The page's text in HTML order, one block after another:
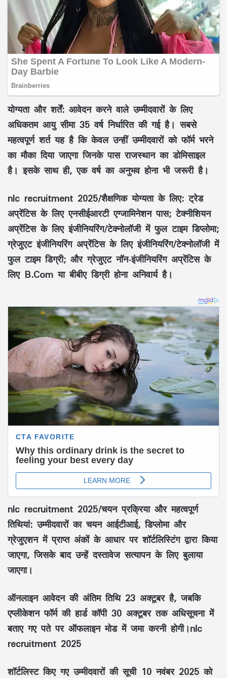
योग्यता और शर्तें: आवेदन करने वाले उम्मीदवारों के लिए
अधिकतम आयु सीमा 35 वर्ष निर्धारित की गई है। सबसे
महत्वपूर्ण शर्त यह है कि केवल उन्हीं उम्मीदवारों को फॉर्म भरने
का मौका दिया जाएगा जिनके पास राजस्थान का डोमिसाइल
है। इसके साथ ही, एक वर्ष का अनुभव होना भी जरूरी है।
nlc recruitment 2025/शैक्षणिक योग्यता के लिए: ट्रेड
अप्रेंटिस के लिए एनसीईआरटी एग्जामिनेशन पास; टेक्नीशियन
अप्रेंटिस के लिए इंजीनियरिंग/टेक्नोलॉजी में फुल टाइम डिप्लोमा;
ग्रेजुएट इंजीनियरिंग अप्रेंटिस के लिए इंजीनियरिंग/टेक्नोलॉजी में
फुल टाइम डिग्री; और ग्रेजुएट नॉन-इंजीनियरिंग अप्रेंटिस के
लिए B.Com या बीबीए डिग्री होना अनिवार्य है।
nlc recruitment 2025/चयन प्रक्रिया और महत्वपूर्ण
तिथियां: उम्मीदवारों का चयन आईटीआई, डिप्लोमा और
ग्रेजुएशन में प्राप्त अंकों के आधार पर शॉर्टलिस्टिंग द्वारा किया
जाएगा, जिसके बाद उन्हें दस्तावेज सत्यापन के लिए बुलाया
जाएगा।
ऑनलाइन आवेदन की अंतिम तिथि 23 अक्टूबर है, जबकि
एप्लीकेशन फॉर्म की हार्ड कॉपी 30 अक्टूबर तक अधिसूचना में
बताए गए पते पर ऑफलाइन मोड में जमा करनी होगी।nlc
recruitment 2025
शॉर्टलिस्ट किए गए उम्मीदवारों की सूची 10 नवंबर 2025 को